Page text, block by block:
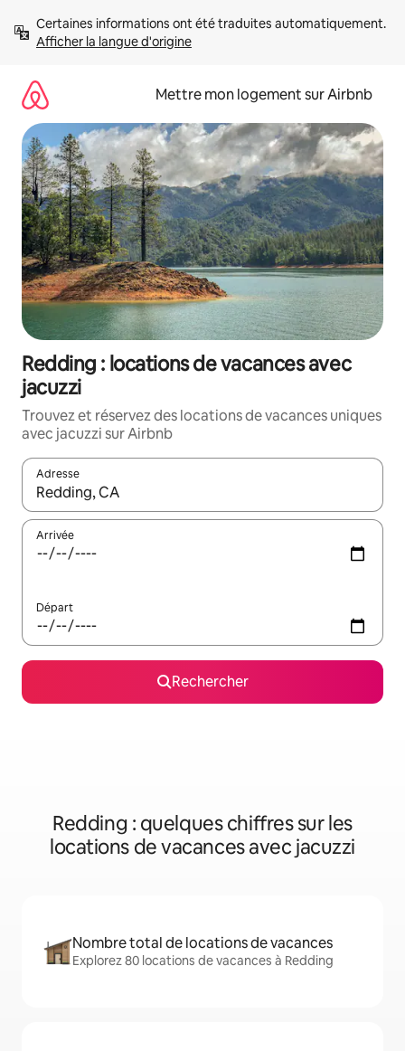
directement
Afficher la langue d'origine
Mettre mon logement sur Airbnb
Redding : locations de vacances avec
jacuzzi
Trouvez et réservez des locations de vacances uniques
avec jacuzzi sur Airbnb
Adresse
Lorsque les résultats s'affichent, utilisez les flèches vers le
Arrivée
Départ
Rechercher
Redding : quelques chiffres sur les
locations de vacances avec jacuzzi
Nombre total de locations de vacances
Explorez 80 locations de vacances à Redding